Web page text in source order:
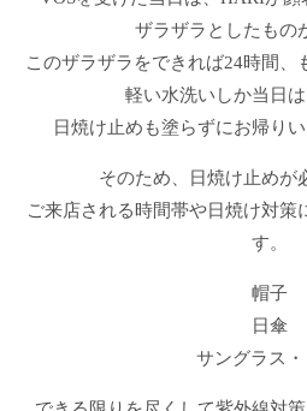
ザラザラとしたもの
このザラザラをできれば24時間、
軽い水洗いしか当日
日焼け止めも塗らずにお帰り
そのため、日焼け止めが
ご来店される時間帯や日焼け対策
す。
帽子
日傘
サングラス・